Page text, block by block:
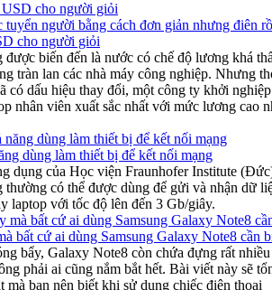
tuyển người bằng cách đơn giản nhưng điên
cho người giỏi
biến đến là nước có chế độ lương khá
tràn lan các nhà máy công nghiệp. Nhưng
có dấu hiệu thay đổi, một công ty khởi
nhân viên xuất sắc nhất với mức lương cao
dùng làm thiết bị để kết nối mạng
dụng của Học viện Fraunhofer Institute
có thể được dùng để gửi và nhận dữ
laptop với tốc độ lên đến 3 Gb/giây.
bất cứ ai dùng Samsung Galaxy Note8 cần
bẩy, Galaxy Note8 còn chứa đựng rất
phải ai cũng nắm bắt hết. Bài viết này sẽ
mà bạn nên biết khi sử dụng chiếc điện thoại